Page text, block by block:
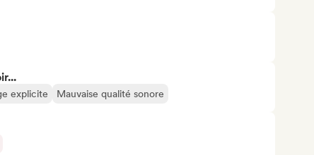
explicite Mauvaise qualité sonore